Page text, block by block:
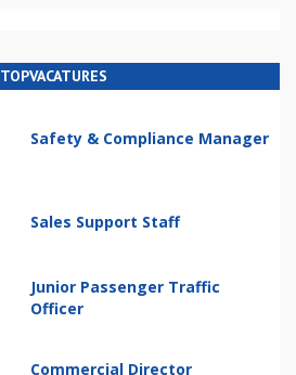
TOPVACATURES
Safety & Compliance Manager
Sales Support Staff
Junior Passenger Traffic
Officer
Commercial Director